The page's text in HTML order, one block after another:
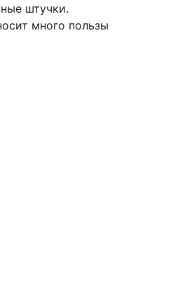
штучки.
много пользы